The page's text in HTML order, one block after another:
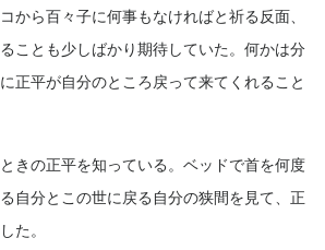
から百々子に何事もなければと祈る反面、
ことも少しばかり期待していた。何かは分
正平が自分のところ戻って来てくれること
きの正平を知っている。ベッドで首を何度
自分とこの世に戻る自分の狭間を見て、正
た。